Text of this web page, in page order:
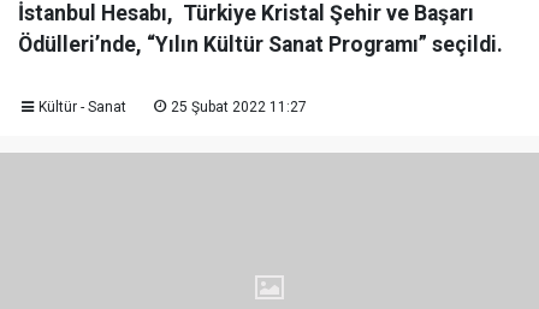
İstanbul Hesabı, Türkiye Kristal Şehir ve Başarı
Ödülleri’nde, “Yılın Kültür Sanat Programı” seçildi.
Kültür - Sanat 25 Şubat 2022 11:27